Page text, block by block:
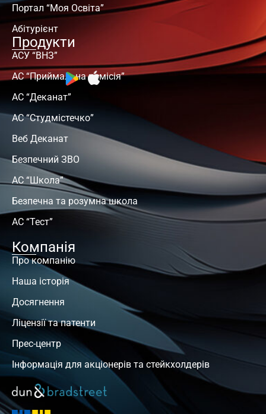
Портал “Моя Освіта”
Абітурієнт
Продукти
АСУ “ВНЗ”
АС “Приймальна комісія”
АС “Деканат”
АС “Студмістечко”
Веб Деканат
Безпечний ЗВО
АС “Школа”
Безпечна та розумна школа
АС “Тест”
Компанія
Про компанію
Наша історія
Досягнення
Ліцензії та патенти
Прес-центр
Інформація для акціонерів та стейкхолдерів